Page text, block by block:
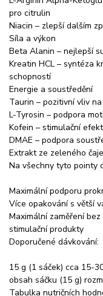
pro citrulin
Niacin – zlepší dalším
Síla a výkon
Beta Alanin – nejlepší
Kreatin HCL – syntéza
schopností
Energie a soustředění
Taurin – pozitivní vliv
L-Tyrosin – podpora
Kofein – stimulační efekt
DMAE – podpora
Extrakt ze zeleného
Na všechny tyto pointy
Maximální podporu
Více opakování s větší
Maximální zaměření
stimulační produkty
Doporučené dávkování:
15 g (1 sáček) cca 15-
obsah sáčku (15 g)
Tabulka nutričních